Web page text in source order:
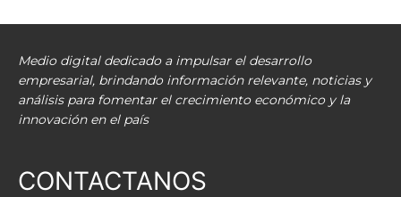
Medio digital dedicado a impulsar el desarrollo
empresarial, brindando información relevante, noticias y
análisis para fomentar el crecimiento económico y la
innovación en el país
CONTACTANOS